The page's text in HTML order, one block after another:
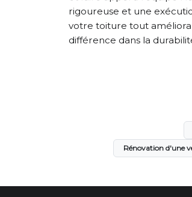
rigoureuse et une
votre toiture tout
différence dans la
Rénovation d'une